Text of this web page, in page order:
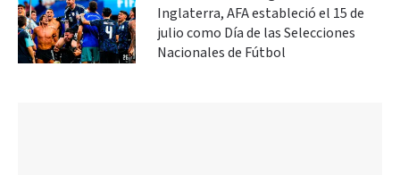
Inglaterra, AFA estableció el 15 de
julio como Día de las Selecciones
Nacionales de Fútbol